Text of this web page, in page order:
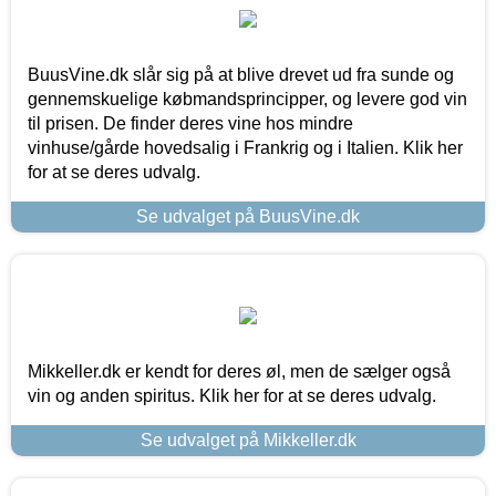
BuusVine.dk slår sig på at blive drevet ud fra sunde og
gennemskuelige købmandsprincipper, og levere god vin
til prisen. De finder deres vine hos mindre
vinhuse/gårde hovedsalig i Frankrig og i Italien. Klik her
for at se deres udvalg.
Se udvalget på BuusVine.dk
Mikkeller.dk er kendt for deres øl, men de sælger også
vin og anden spiritus. Klik her for at se deres udvalg.
Se udvalget på Mikkeller.dk